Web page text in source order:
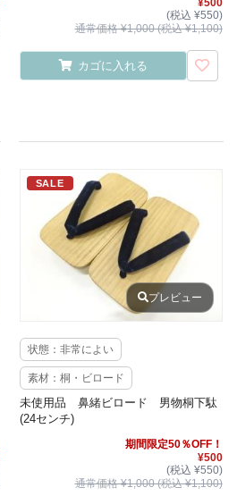
¥500
(税込 ¥550)
通常価格 ¥1,000 (税込 ¥1,100)
カゴに入れる
SALE
プレビュー
状態：非常によい
素材：桐・ビロード
未使用品 鼻緒ビロード 男物桐下駄
(24センチ)
期間限定50％OFF！
¥500
(税込 ¥550)
通常価格 ¥1,000 (税込 ¥1,100)